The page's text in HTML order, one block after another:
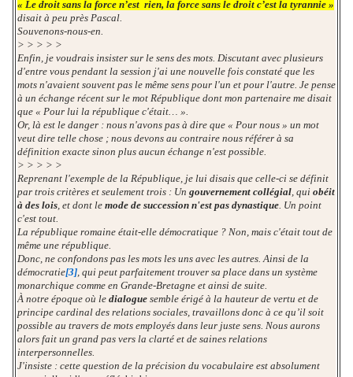
« Le droit sans la force n’est rien, la force sans le droit c’est la tyrannie »
disait à peu près Pascal.
Souvenons-nous-en.
> > > > >
Enfin, je voudrais insister sur le sens des mots. Discutant avec plusieurs
d'entre vous pendant la session j'ai une nouvelle fois constaté que les
mots n'avaient souvent pas le même sens pour l'un et pour l'autre. Je pense
à un échange récent sur le mot République dont mon partenaire me disait
que « Pour lui la république c'était… ».
Or, là est le danger : nous n'avons pas à dire que « Pour nous » un mot
veut dire telle chose ; nous devons au contraire nous référer à sa
définition exacte sinon plus aucun échange n'est possible.
> > > > >
Reprenant l'exemple de la République, je lui disais que celle-ci se définit
par trois critères et seulement trois : Un gouvernement collégial, qui obéit
à des lois, et dont le mode de succession n'est pas dynastique. Un point
c'est tout.
La république romaine était-elle démocratique ? Non, mais c'était tout de
même une république.
Donc, ne confondons pas les mots les uns avec les autres. Ainsi de la
démocratie[3], qui peut parfaitement trouver sa place dans un système
monarchique comme en Grande-Bretagne et ainsi de suite.
À notre époque où le dialoguesemble érigé à la hauteur de vertu et de
principe cardinal des relations sociales, travaillons donc à ce qu’il soit
possible au travers de mots employés dans leur juste sens. Nous aurons
alors fait un grand pas vers la clarté et de saines relations
interpersonnelles.
J'insiste : cette question de la précision du vocabulaire est absolument